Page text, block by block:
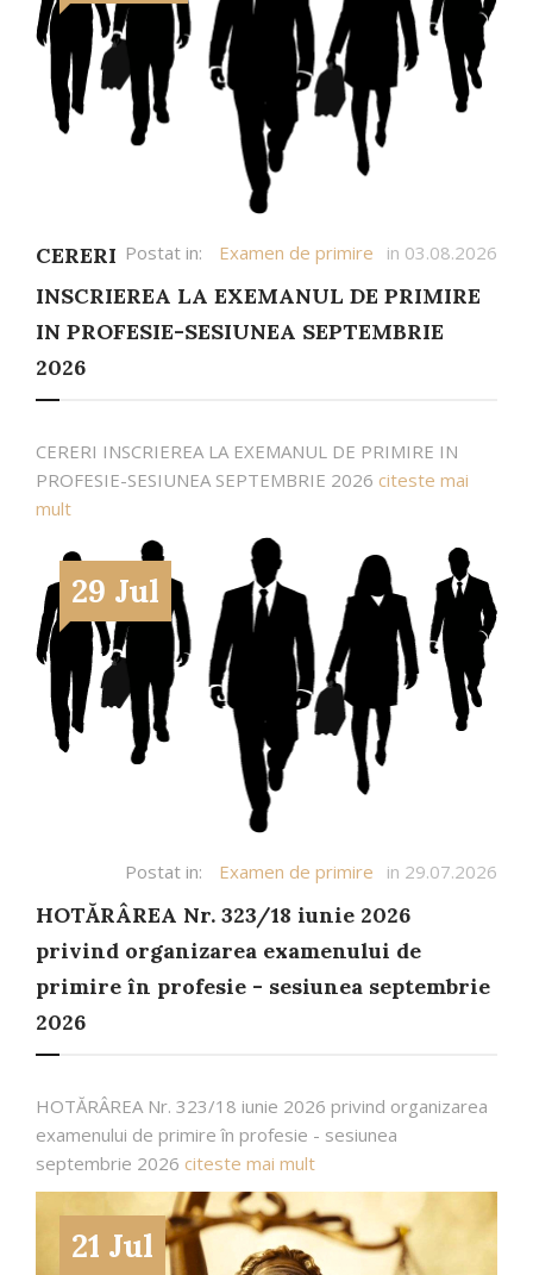
Postat in: Examen de primire in 03.08.2026
CERERI
INSCRIEREA LA EXEMANUL DE PRIMIRE
IN PROFESIE-SESIUNEA SEPTEMBRIE
2026
CERERI INSCRIEREA LA EXEMANUL DE PRIMIRE IN
PROFESIE-SESIUNEA SEPTEMBRIE 2026 citeste mai
mult
29 Jul
Postat in: Examen de primire in 29.07.2026
HOTĂRÂREA Nr. 323/18 iunie 2026
privind organizarea examenului de
primire în profesie - sesiunea septembrie
2026
HOTĂRÂREA Nr. 323/18 iunie 2026 privind organizarea
examenului de primire în profesie - sesiunea
septembrie 2026 citeste mai mult
21 Jul